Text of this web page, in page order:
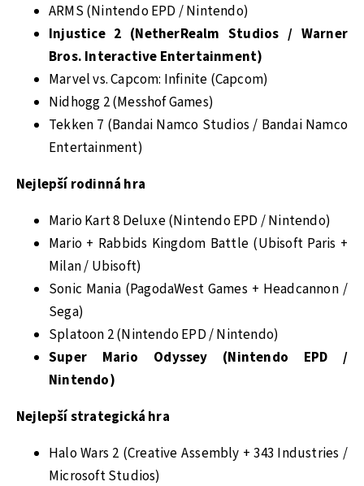
ARMS (Nintendo EPD / Nintendo)
Injustice 2 (NetherRealm Studios / Warner
Bros. Interactive Entertainment)
Marvel vs. Capcom: Infinite (Capcom)
Nidhogg 2 (Messhof Games)
Tekken 7 (Bandai Namco Studios / Bandai Namco
Entertainment)
Nejlepší rodinná hra
Mario Kart 8 Deluxe (Nintendo EPD / Nintendo)
Mario + Rabbids Kingdom Battle (Ubisoft Paris +
Milan / Ubisoft)
Sonic Mania (PagodaWest Games + Headcannon /
Sega)
Splatoon 2 (Nintendo EPD / Nintendo)
Super Mario Odyssey (Nintendo EPD /
Nintendo)
Nejlepší strategická hra
Halo Wars 2 (Creative Assembly + 343 Industries /
Microsoft Studios)